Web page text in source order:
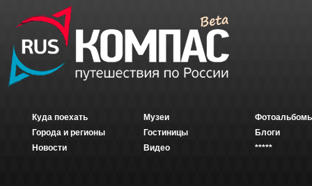
Куда поехать
Города и регионы
Новости
Музеи
Гостиницы
Видео
Блоги
*****